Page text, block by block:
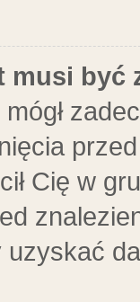
musi być
Cię w